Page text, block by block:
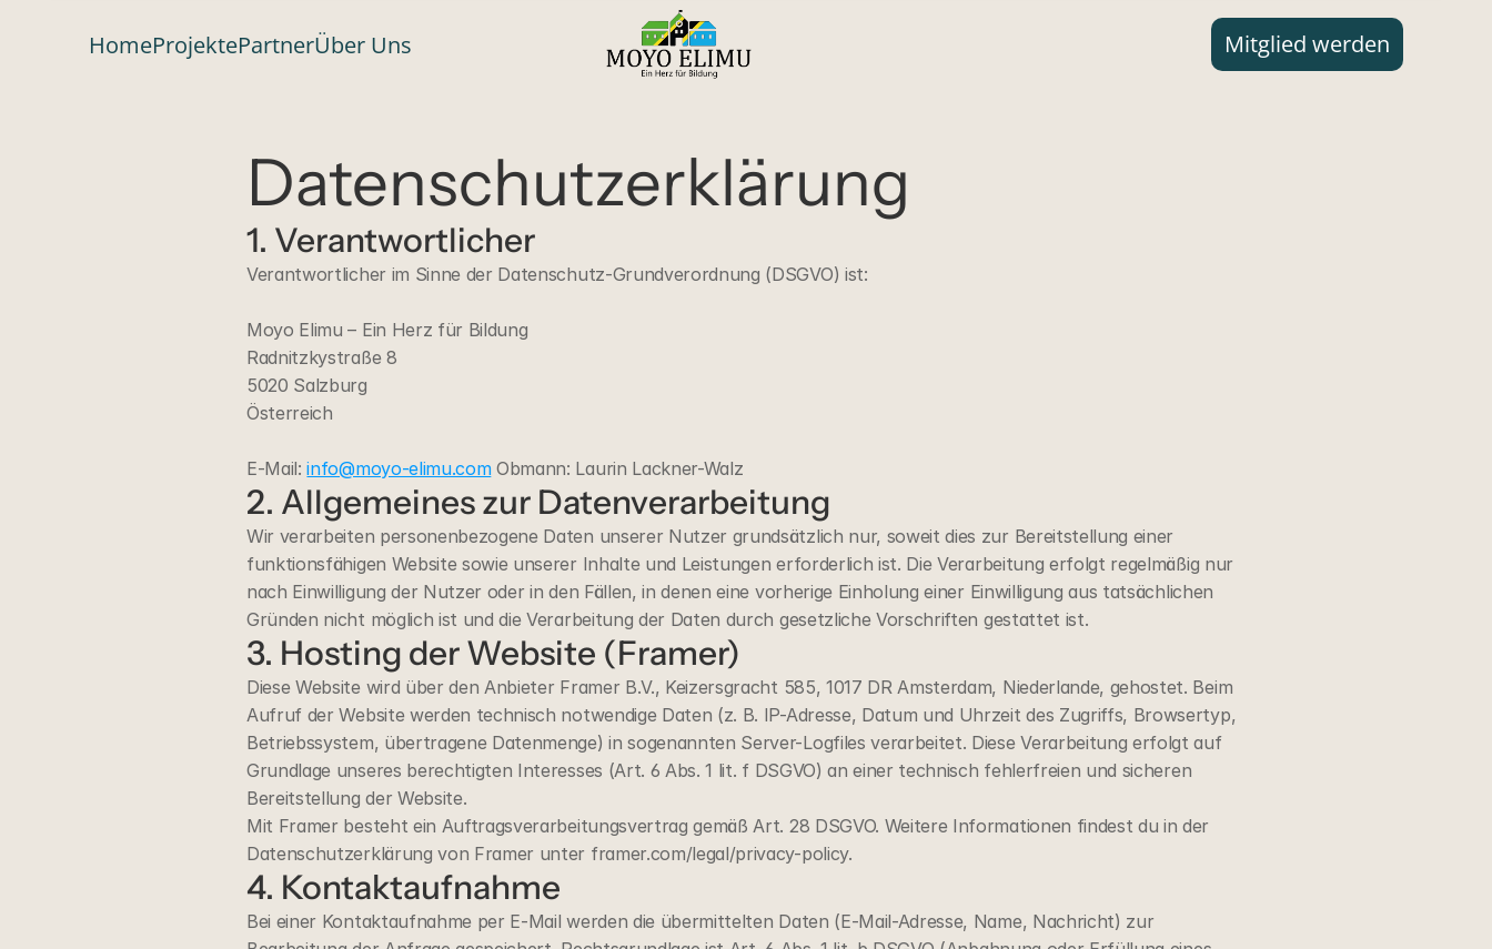
HomeProjektePartnerÜber Uns Mitglied werden
Datenschutzerklärung
1. Verantwortlicher
Verantwortlicher im Sinne der Datenschutz-Grundverordnung (DSGVO) ist:
Moyo Elimu – Ein Herz für Bildung
Radnitzkystraße 8
5020 Salzburg
Österreich
E-Mail: info@moyo-elimu.com Obmann: Laurin Lackner-Walz
2. Allgemeines zur Datenverarbeitung
Wir verarbeiten personenbezogene Daten unserer Nutzer grundsätzlich nur, soweit dies zur Bereitstellung einer
funktionsfähigen Website sowie unserer Inhalte und Leistungen erforderlich ist. Die Verarbeitung erfolgt regelmäßig nur
nach Einwilligung der Nutzer oder in den Fällen, in denen eine vorherige Einholung einer Einwilligung aus tatsächlichen
Gründen nicht möglich ist und die Verarbeitung der Daten durch gesetzliche Vorschriften gestattet ist.
3. Hosting der Website (Framer)
Diese Website wird über den Anbieter Framer B.V., Keizersgracht 585, 1017 DR Amsterdam, Niederlande, gehostet. Beim
Aufruf der Website werden technisch notwendige Daten (z. B. IP-Adresse, Datum und Uhrzeit des Zugriffs, Browsertyp,
Betriebssystem, übertragene Datenmenge) in sogenannten Server-Logfiles verarbeitet. Diese Verarbeitung erfolgt auf
Grundlage unseres berechtigten Interesses (Art. 6 Abs. 1 lit. f DSGVO) an einer technisch fehlerfreien und sicheren
Bereitstellung der Website.
Mit Framer besteht ein Auftragsverarbeitungsvertrag gemäß Art. 28 DSGVO. Weitere Informationen findest du in der
Datenschutzerklärung von Framer unter framer.com/legal/privacy-policy.
4. Kontaktaufnahme
Bei einer Kontaktaufnahme per E-Mail werden die übermittelten Daten (E-Mail-Adresse, Name, Nachricht) zur